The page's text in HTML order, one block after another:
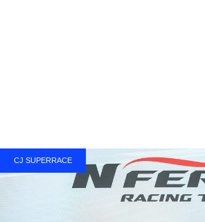
CJ SUPERRACE